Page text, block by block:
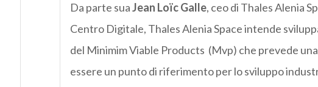
Da parte suaJean Loïc Galle, ceo di Thales Alenia
Centro Digitale, Thales Alenia Space intende
del Minimim Viable Products (Mvp) che prevede
essere un punto di riferimento per lo sviluppo